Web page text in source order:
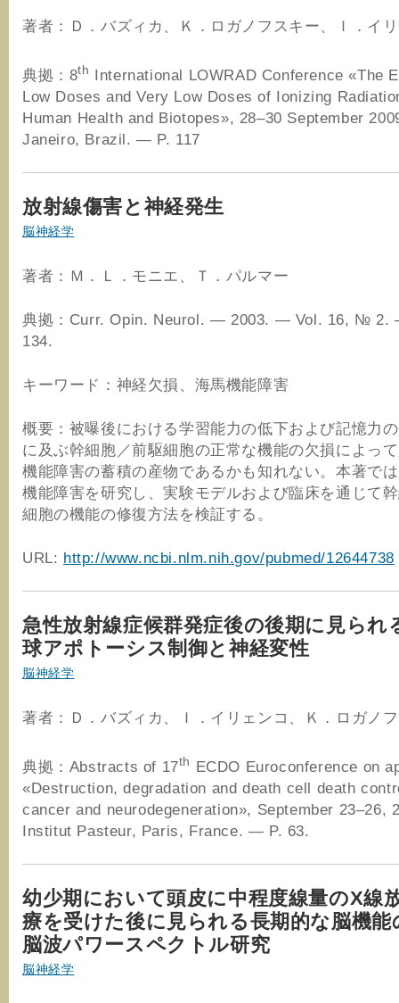
著者：Ｄ．バズィカ、Ｋ．ロガノフスキー、Ｉ．イ
典拠：8th International LOWRAD Conference «The
Low Doses and Very Low Doses of Ionizing
Human Health and Biotopes», 28–30 September
Janeiro, Brazil. — P. 117
放射線傷害と神経発生
脳神経学
著者：Ｍ．Ｌ．モニエ、Ｔ．パルマー
典拠：Curr. Opin. Neurol. ― 2003. ― Vol. 16, № 2.
134.
キーワード：神経欠損、海馬機能障害
概要：被曝後における学習能力の低下および記憶力
に及ぶ幹細胞／前駆細胞の正常な機能の欠損によっ
機能障害の蓄積の産物であるかも知れない。本著で
機能障害を研究し、実験モデルおよび臨床を通じて
細胞の機能の修復方法を検証する。
URL: http://www.ncbi.nlm.nih.gov/pubmed/12644738
急性放射線症候群発症後の後期に見られ
球アポトーシス制御と神経変性
脳神経学
著者：Ｄ．バズィカ、Ｉ．イリェンコ、Ｋ．ロガノ
典拠：Abstracts of 17th ECDO Euroconference on
«Destruction, degradation and death cell death
cancer and neurodegeneration», September 23–26,
Institut Pasteur, Paris, France. — P. 63.
幼少期において頭皮に中程度線量のX線
療を受けた後に見られる長期的な脳機能
脳波パワースペクトル研究
脳神経学